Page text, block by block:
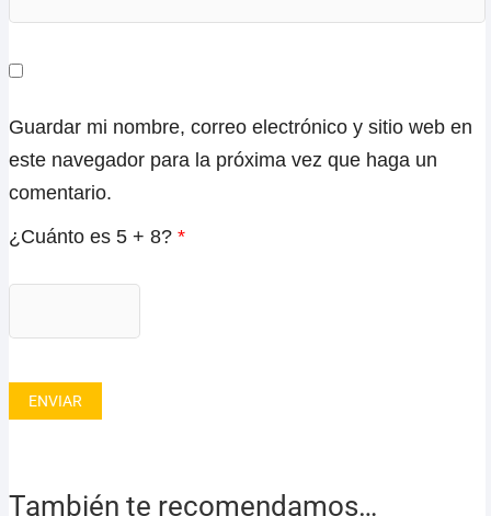
Guardar mi nombre, correo electrónico y sitio web en
este navegador para la próxima vez que haga un
comentario.
¿Cuánto es 5 + 8? *
También te recomendamos…